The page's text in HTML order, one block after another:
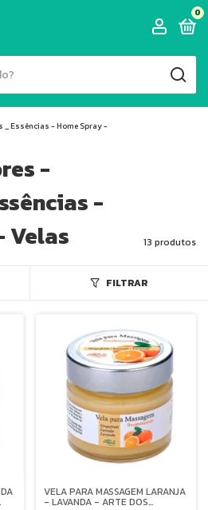
0
Essências - Home Spray -
-
-
Velas
13 produtos
FILTRAR
VELA PARA MASSAGEM LARANJA
- LAVANDA - ARTE DOS